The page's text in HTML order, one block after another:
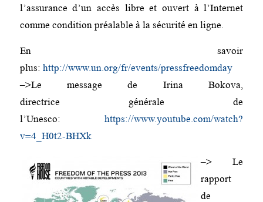
l’assurance d’un accès libre et ouvert à l’Internet
comme condition préalable à la sécurité en ligne.
En savoir
plus: http://www.un.org/fr/events/pressfreedomday
–>Le message de Irina Bokova,
directrice générale de
l’Unesco:https://www.youtube.com/watch?
v=4_H0t2-BHXk
–> Le
rapport
de